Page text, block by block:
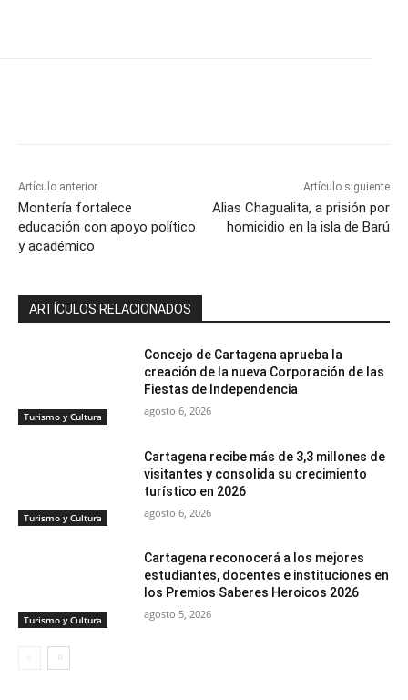
Artículo anterior
Montería fortalece
educación con apoyo político
y académico
Artículo siguiente
Alias Chagualita, a prisión por
homicidio en la isla de Barú
ARTÍCULOS RELACIONADOS
Turismo y Cultura
Concejo de Cartagena aprueba la
creación de la nueva Corporación de las
Fiestas de Independencia
agosto 6, 2026
Turismo y Cultura
Cartagena recibe más de 3,3 millones de
visitantes y consolida su crecimiento
turístico en 2026
agosto 6, 2026
Turismo y Cultura
Cartagena reconocerá a los mejores
estudiantes, docentes e instituciones en
los Premios Saberes Heroicos 2026
agosto 5, 2026